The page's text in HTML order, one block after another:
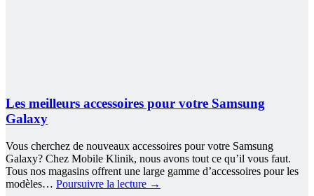
Les meilleurs accessoires pour votre Samsung
Galaxy
Vous cherchez de nouveaux accessoires pour votre Samsung
Galaxy? Chez Mobile Klinik, nous avons tout ce qu’il vous faut.
Tous nos magasins offrent une large gamme d’accessoires pour les
modèles… Poursuivre la lecture →